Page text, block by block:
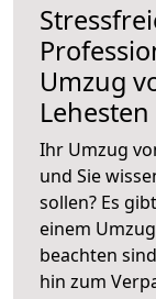
Umzug
Lehesten
Ihr Umzug
und Sie
sollen? Es
einem
beachten
hin zum